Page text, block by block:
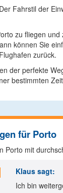
Der Fahrstil der
zu fliegen
können Sie
zurück.
der perfekte
bestimmten
für Porto
Porto mit
Klaus sagt:
Ich bin